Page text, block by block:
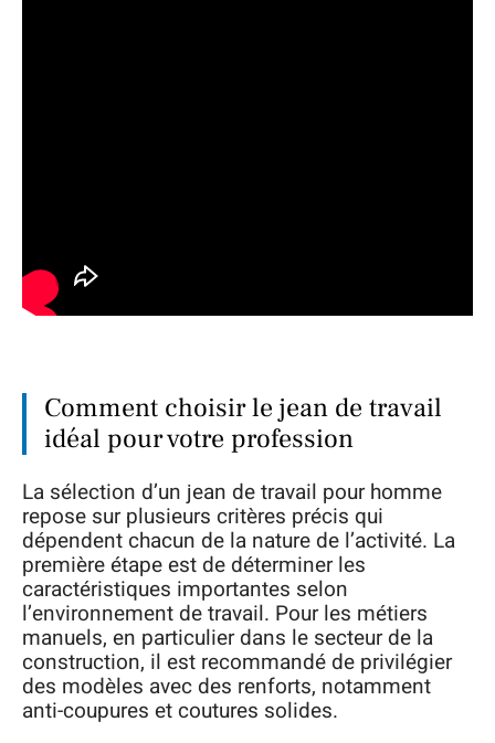
Comment choisir le jean de travail
idéal pour votre profession
La sélection d’un jean de travail pour homme
repose sur plusieurs critères précis qui
dépendent chacun de la nature de l’activité. La
première étape est de déterminer les
caractéristiques importantes selon
l’environnement de travail. Pour les métiers
manuels, en particulier dans le secteur de la
construction, il est recommandé de privilégier
des modèles avec des renforts, notamment
anti-coupures et coutures solides.